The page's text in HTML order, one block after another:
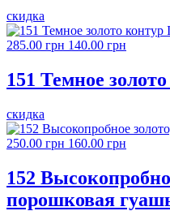
скидка
285.00 грн 140.00 грн
151 Темное
скидка
250.00 грн 160.00 грн
152
порошковая